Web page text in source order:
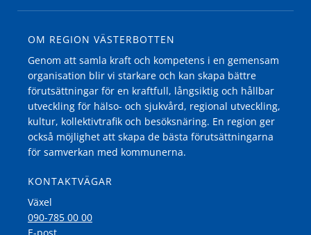
OM REGION VÄSTERBOTTEN
Genom att samla kraft och kompetens i en gemensam
organisation blir vi starkare och kan skapa bättre
förutsättningar för en kraftfull, långsiktig och hållbar
utveckling för hälso- och sjukvård, regional utveckling,
kultur, kollektivtrafik och besöksnäring. En region ger
också möjlighet att skapa de bästa förutsättningarna
för samverkan med kommunerna.
KONTAKTVÄGAR
Växel
090-785 00 00